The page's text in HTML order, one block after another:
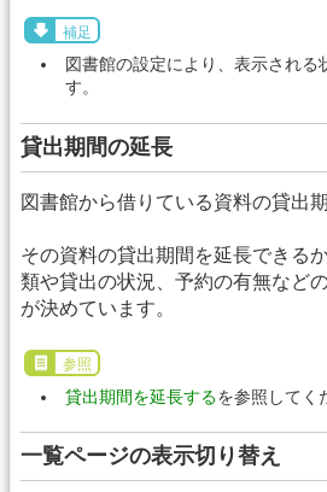
補足
図書館の設定により、表示される
す。
貸出期間の延長
図書館から借りている資料の貸出
その資料の貸出期間を延長できる
類や貸出の状況、予約の有無など
が決めています。
参照
貸出期間を延長するを参照してく
一覧ページの表示切り替え